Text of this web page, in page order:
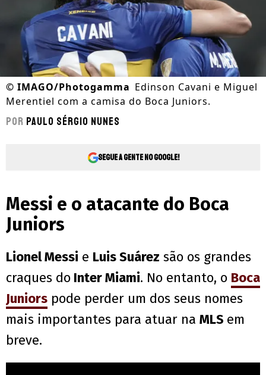
© IMAGO/Photogamma Edinson Cavani e Miguel
Merentiel com a camisa do Boca Juniors.
Por Paulo Sérgio Nunes
Segue a gente no Google!
Messi e o atacante do Boca
Juniors
Lionel Messi e Luis Suárez são os grandes
craques do Inter Miami. No entanto, o Boca
Juniors pode perder um dos seus nomes
mais importantes para atuar na MLS em
breve.